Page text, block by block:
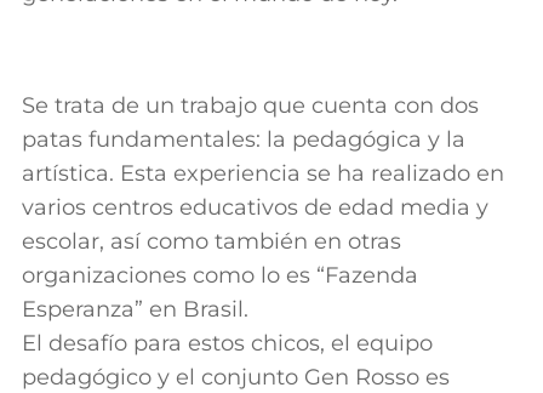
Se trata de un trabajo que cuenta con dos
patas fundamentales: la pedagógica y la
artística. Esta experiencia se ha realizado en
varios centros educativos de edad media y
escolar, así como también en otras
organizaciones como lo es “Fazenda
Esperanza” en Brasil.
El desafío para estos chicos, el equipo
pedagógico y el conjunto Gen Rosso es